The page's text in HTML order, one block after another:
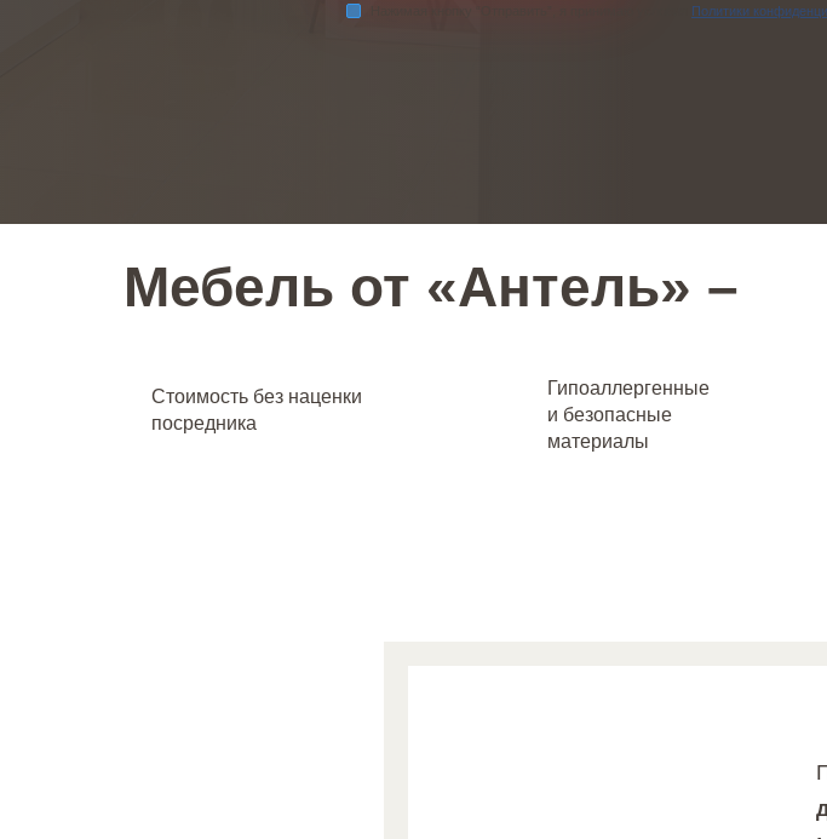
Политики
Мебель от «Антель» –
Стоимость без наценки
посредника
Гипоаллергенные
и безопасные
материалы